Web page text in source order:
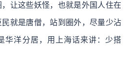
让这些妖怪，也就是外国人住在
就是唐僧，站到圈外，尽量少沾
华洋分居，用上海话来讲：少搭